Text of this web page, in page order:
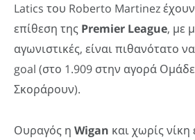
Latics του Roberto Martinez
επίθεση της Premier League, με
αγωνιστικές, είναι πιθανότατο
goal (στο 1.909 στην αγορά
Σκοράρουν).
Ουραγός η Wigan και χωρίς